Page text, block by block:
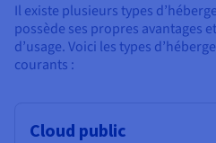
Il existe plusieurs types
possède ses propres avantages
d’usage. Voici les types
courants :
Cloud public